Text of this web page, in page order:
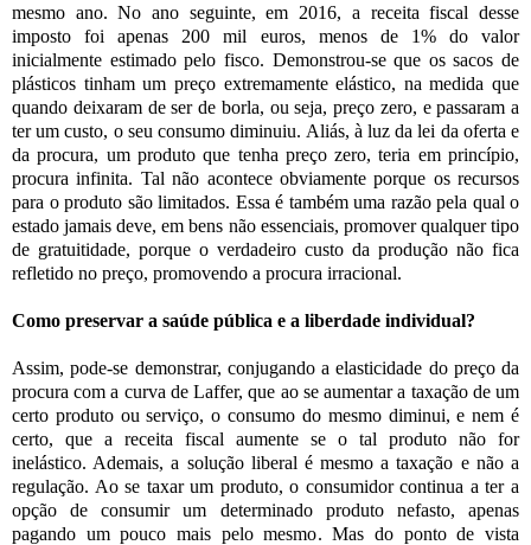
mesmo ano. No ano seguinte, em 2016, a receita fiscal desse
imposto foi apenas 200 mil euros, menos de 1% do valor
inicialmente estimado pelo fisco. Demonstrou-se que os sacos de
plásticos tinham um preço extremamente elástico, na medida que
quando deixaram de ser de borla, ou seja, preço zero, e passaram a
ter um custo, o seu consumo diminuiu. Aliás, à luz da lei da oferta e
da procura, um produto que tenha preço zero, teria em princípio,
procura infinita. Tal não acontece obviamente porque os recursos
para o produto são limitados. Essa é também uma razão pela qual o
estado jamais deve, em bens não essenciais, promover qualquer tipo
de gratuitidade, porque o verdadeiro custo da produção não fica
refletido no preço, promovendo a procura irracional.
Como preservar a saúde pública e a liberdade individual?
Assim, pode-se demonstrar, conjugando a elasticidade do preço da
procura com a curva de Laffer, que ao se aumentar a taxação de um
certo produto ou serviço, o consumo do mesmo diminui, e nem é
certo, que a receita fiscal aumente se o tal produto não for
inelástico. Ademais, a solução liberal é mesmo a taxação e não a
regulação. Ao se taxar um produto, o consumidor continua a ter a
opção de consumir um determinado produto nefasto, apenas
pagando um pouco mais pelo mesmo. Mas do ponto de vista